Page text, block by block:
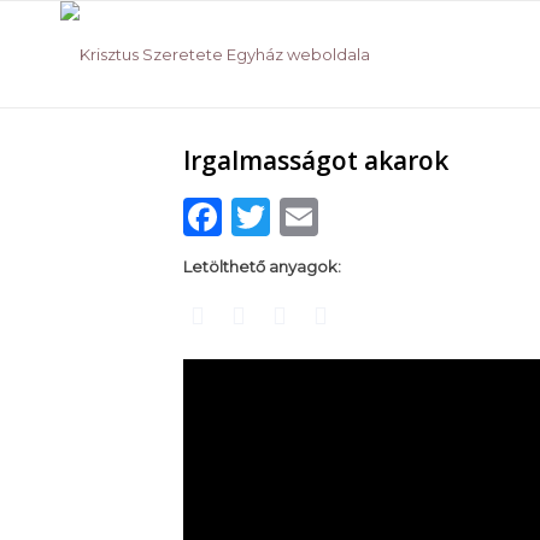
Irgalmasságot akarok
Facebook
Twitter